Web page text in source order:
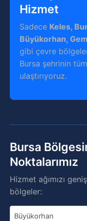
Hizmet
Sadece Keles,
Büyükorhan,
gibi çevre
Bursa şehrinin
ulaştırıyoruz.
Bursa
Noktalarımız
Hizmet ağımızı
bölgeler:
Büyükorhan